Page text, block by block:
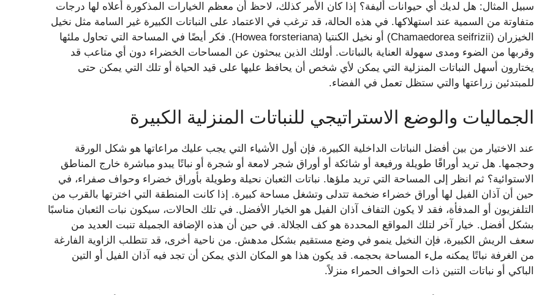
سبيل المثال: هل لديك أي حيوانات أليفة؟ إذا كان الأمر كذلك، لاحظ أن معظم الخيارات المذكورة أعلاه لها درجات
متفاوتة من السمية عند استهلاكها. في هذه الحالة، قد ترغب في الاعتماد على النباتات الكبيرة غير السامة مثل نخيل
الخيزران (Chamaedorea seifrizii) أو نخيل الكنتيا (Howea forsteriana). فكر أيضًا في المساحة التي تحاول ملئها
وقربها من الضوء ومدى سهولة العناية بالنباتات. أولئك الذين يبحثون عن المساحات الخضراء دون أي متاعب قد
يختارون أسهل النباتات المنزلية التي يمكن لأي شخص أن يحافظ عليها على قيد الحياة أو تلك التي يمكن حتى
للمبتدئين زراعتها والتي ستظل تعمل في الفضاء.
الجماليات والوضع الاستراتيجي للنباتات المنزلية الكبيرة
عند الاختيار من بين أفضل النباتات الداخلية الكبيرة، فإن أول الأشياء التي يجب عليك مراعاتها هو شكل الورقة
وحجمها. هل تريد أوراقًا طويلة ورفيعة أو شائكة أو أوراق شجر لامعة أو شجرة أو نباتًا يبدو مباشرة خارج المناطق
الاستوائية؟ ثم انظر إلى المساحة التي تريد ملؤها. نباتات الثعبان نحيلة وطويلة بأوراق خضراء وحواف صفراء، في
حين أن آذان الفيل لها أوراق خضراء ضخمة تتدلى وتشغل مساحة كبيرة. إذا كانت المنطقة التي اخترتها بالقرب من
التلفزيون أو المدفأة، فقد لا يكون التفاف آذان الفيل هو الخيار الأفضل. في تلك الحالات، سيكون نبات الثعبان مناسبًا
بشكل أفضل. خيار آخر لتلك المواقع المحددة هو كف الجلالة. في حين أن هذه الإضافة الجميلة تنبت العديد من
سعف الريش الكبيرة، فإن النخيل ينمو في وضع مستقيم بشكل مدهش. من ناحية أخرى، قد تتطلب الزاوية الفارغة
من الغرفة نباتًا يمكنه ملء المساحة بحجمه. قد يكون هذا هو المكان الذي يمكن أن تجد فيه آذان الفيل أو التين
الباكي أو نباتات التنين ذات الحواف الحمراء منزلاً.